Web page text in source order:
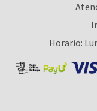
SANTA MARTA
VILLAVICENCIO
Horario: